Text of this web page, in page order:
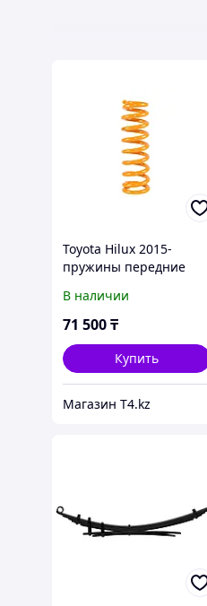
Toyota Hilux 2015-
пружины передние
4X4
В наличии
71 500₸
Купить
Магазин T4.kz